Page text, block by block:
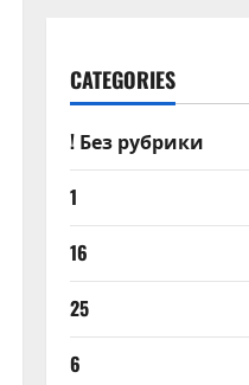
CATEGORIES
! Без рубрики
1
16
25
6